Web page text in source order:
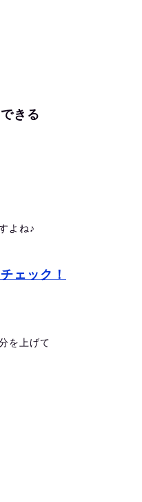
きる
よね♪
ェック！
を上げて